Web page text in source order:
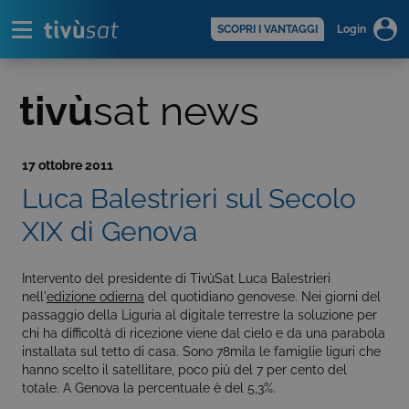
SCOPRI I VANTAGGI Login
tivùsat news
17 ottobre 2011
Luca Balestrieri sul Secolo
XIX di Genova
Intervento del presidente di TivùSat Luca Balestrieri
nell'edizione odierna del quotidiano genovese. Nei giorni del
passaggio della Liguria al digitale terrestre la soluzione per
chi ha difficoltà di ricezione viene dal cielo e da una parabola
installata sul tetto di casa. Sono 78mila le famiglie liguri che
hanno scelto il satellitare, poco più del 7 per cento del
totale. A Genova la percentuale è del 5,3%.